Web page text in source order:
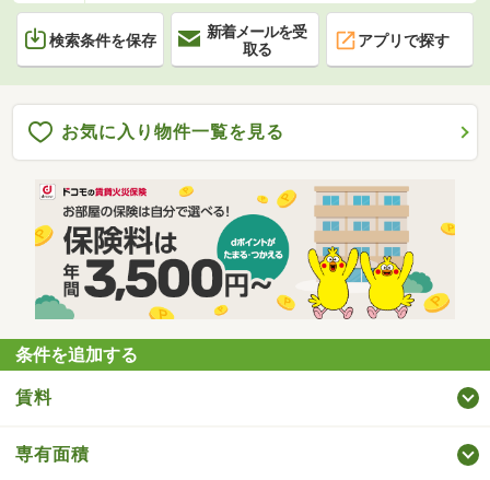
検索条件を保存
新着メールを受
取る
アプリで探す
お気に入り物件一覧を見る
条件を追加する
賃料
専有面積